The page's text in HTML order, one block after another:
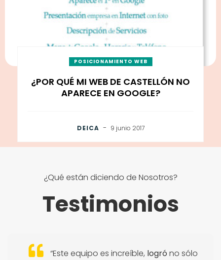
POSICIONAMIENTO WEB
¿POR QUÉ MI WEB DE CASTELLÓN NO
APARECE EN GOOGLE?
DEICA - 9 junio 2017
¿Qué están diciendo de Nosotros?
Testimonios
“Este equipo es increíble, logró no sólo